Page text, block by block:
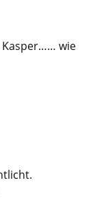
Kasper…… wie